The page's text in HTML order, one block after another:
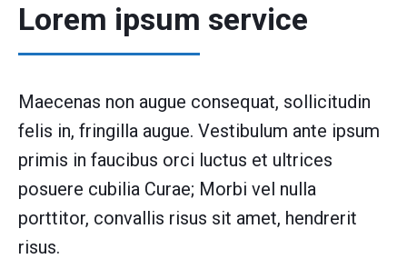
Lorem ipsum service
Maecenas non augue consequat, sollicitudin
felis in, fringilla augue. Vestibulum ante ipsum
primis in faucibus orci luctus et ultrices
posuere cubilia Curae; Morbi vel nulla
porttitor, convallis risus sit amet, hendrerit
risus.